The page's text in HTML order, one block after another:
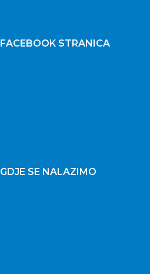
FACEBOOK STRANICA
GDJE SE NALAZIMO